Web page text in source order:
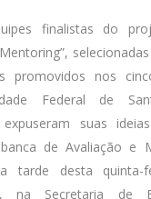
finalistas do
promovidos nos
Federal de
expuseram suas
de Avaliação e
tarde desta quinta-
na Secretaria de